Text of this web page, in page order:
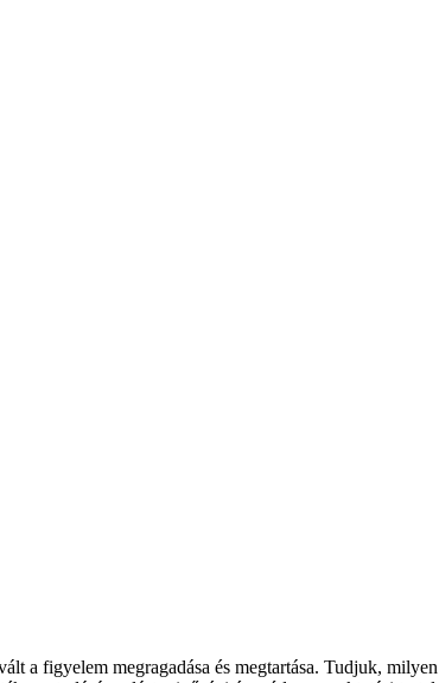
a figyelem megragadása és megtartása. Tudjuk,